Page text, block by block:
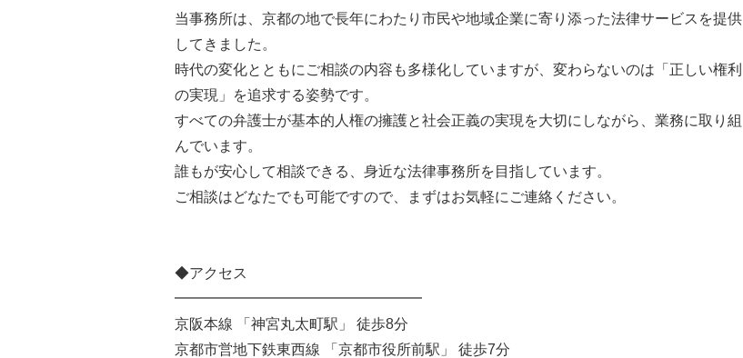
当事務所は、京都の地で長年にわたり市民や地域企業に寄り添った法律サービスを提供
してきました。
時代の変化とともにご相談の内容も多様化していますが、変わらないのは「正しい権利
の実現」を追求する姿勢です。
すべての弁護士が基本的人権の擁護と社会正義の実現を大切にしながら、業務に取り組
んでいます。
誰もが安心して相談できる、身近な法律事務所を目指しています。
ご相談はどなたでも可能ですので、まずはお気軽にご連絡ください。
◆アクセス
━━━━━━━━━━━━━━━━━
京阪本線 「神宮丸太町駅」 徒歩8分
京都市営地下鉄東西線 「京都市役所前駅」 徒歩7分